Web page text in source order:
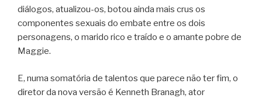
diálogos, atualizou-os, botou ainda mais crus os
componentes sexuais do embate entre os dois
personagens, o marido rico e traído e o amante pobre de
Maggie.
E, numa somatória de talentos que parece não ter fim, o
diretor da nova versão é Kenneth Branagh, ator